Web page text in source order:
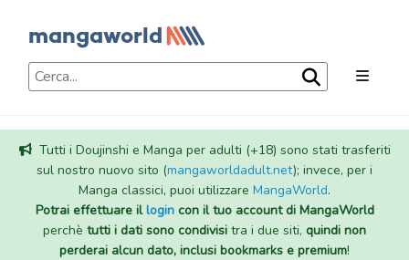
Tutti i Doujinshi e Manga per adulti (+18) sono stati trasferiti
sul nostro nuovo sito (mangaworldadult.net); invece, per i
Manga classici, puoi utilizzare MangaWorld.
Potrai effettuare illogincon il tuo account di MangaWorld
perchè tutti i dati sono condivisi tra i due siti, quindi non
perderai alcun dato, inclusi bookmarks e premium!